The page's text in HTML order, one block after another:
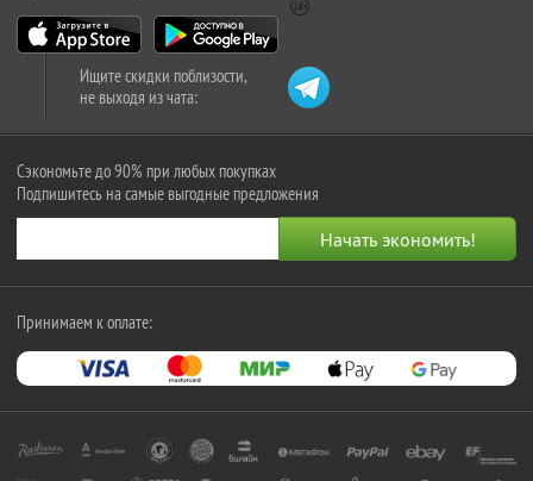
Ищите скидки поблизости,
не выходя из чата:
Сэкономьте до 90% при любых покупках
Подпишитесь на самые выгодные предложения
Принимаем к оплате: